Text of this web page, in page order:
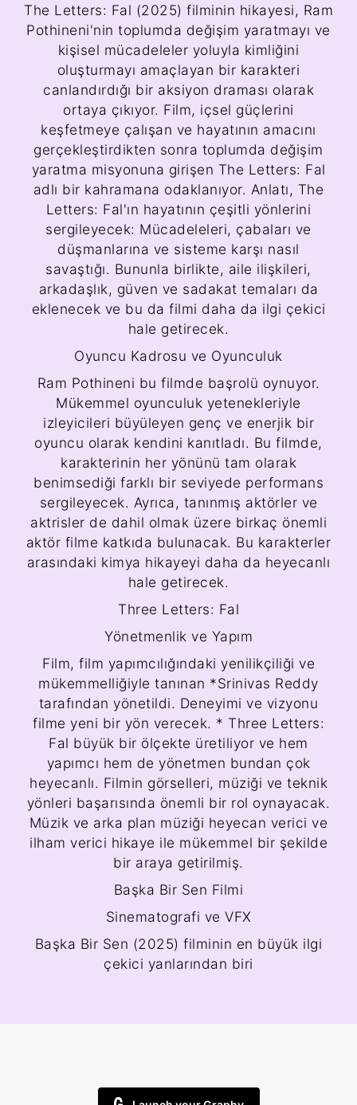
The Letters: Fal (2025) filminin hikayesi, Ram
Pothineni'nin toplumda değişim yaratmayı ve
kişisel mücadeleler yoluyla kimliğini
oluşturmayı amaçlayan bir karakteri
canlandırdığı bir aksiyon draması olarak
ortaya çıkıyor. Film, içsel güçlerini
keşfetmeye çalışan ve hayatının amacını
gerçekleştirdikten sonra toplumda değişim
yaratma misyonuna girişen The Letters: Fal
adlı bir kahramana odaklanıyor. Anlatı, The
Letters: Fal'ın hayatının çeşitli yönlerini
sergileyecek: Mücadeleleri, çabaları ve
düşmanlarına ve sisteme karşı nasıl
savaştığı. Bununla birlikte, aile ilişkileri,
arkadaşlık, güven ve sadakat temaları da
eklenecek ve bu da filmi daha da ilgi çekici
hale getirecek.
Oyuncu Kadrosu ve Oyunculuk
Ram Pothineni bu filmde başrolü oynuyor.
Mükemmel oyunculuk yetenekleriyle
izleyicileri büyüleyen genç ve enerjik bir
oyuncu olarak kendini kanıtladı. Bu filmde,
karakterinin her yönünü tam olarak
benimsediği farklı bir seviyede performans
sergileyecek. Ayrıca, tanınmış aktörler ve
aktrisler de dahil olmak üzere birkaç önemli
aktör filme katkıda bulunacak. Bu karakterler
arasındaki kimya hikayeyi daha da heyecanlı
hale getirecek.
Three Letters: Fal
Yönetmenlik ve Yapım
Film, film yapımcılığındaki yenilikçiliği ve
mükemmelliğiyle tanınan *Srinivas Reddy
tarafından yönetildi. Deneyimi ve vizyonu
filme yeni bir yön verecek. * Three Letters:
Fal büyük bir ölçekte üretiliyor ve hem
yapımcı hem de yönetmen bundan çok
heyecanlı. Filmin görselleri, müziği ve teknik
yönleri başarısında önemli bir rol oynayacak.
Müzik ve arka plan müziği heyecan verici ve
ilham verici hikaye ile mükemmel bir şekilde
bir araya getirilmiş.
Başka Bir Sen Filmi
Sinematografi ve VFX
Başka Bir Sen (2025) filminin en büyük ilgi
çekici yanlarından biri